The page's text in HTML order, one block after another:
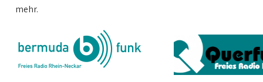
mehr.